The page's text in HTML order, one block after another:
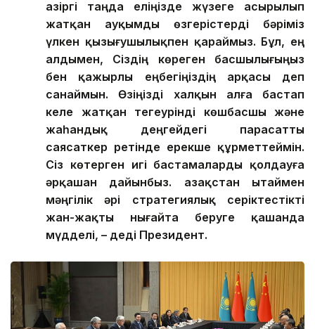
Қазіргі таңда еліңізде жүзеге асырылып
жатқан ауқымды өзгерістерді бәріміз
үлкен қызығушылықпен қараймыз. Бұл, ең
алдымен, Сіздің көреген басшылығыңыз
бен қажырлы еңбегіңіздің арқасы деп
санаймын. Өзіңізді халқын алға бастап
келе жатқан тегеурінді көшбасшы және
жаһандық деңгейдегі парасатты
саясаткер ретінде ерекше құрметтеймін.
Сіз көтерген игі бастамаларды қолдауға
әрқашан дайынбыз. Қазақстан Қытаймен
мәңгілік әрі стратегиялық серіктестікті
жан-жақты нығайта беруге қашанда
мүдделі, – деді Президент.